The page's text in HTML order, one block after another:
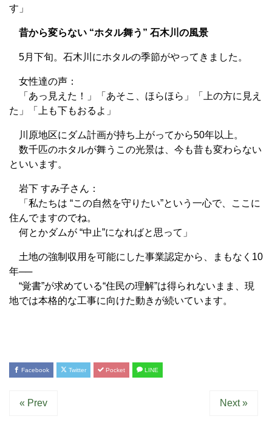
す」
昔から変らない “ホタル舞う” 石木川の風景
5月下旬。石木川にホタルの季節がやってきました。
女性達の声：
「あっ見えた！」「あそこ、ほらほら」「上の方に見え
た」「上も下もおるよ」
川原地区にダム計画が持ち上がってから50年以上。
数千匹のホタルが舞うこの光景は、今も昔も変わらない
といいます。
岩下 すみ子さん：
「私たちは “この自然を守りたい”という一心で、ここに
住んでますのでね。
何とかダムが “中止”になればと思って」
土地の強制収用を可能にした事業認定から、まもなく10
年──
“覚書”が求めている“住民の理解”は得られないまま、現
地では本格的な工事に向けた動きが続いています。
Facebook Twitter Pocket LINE
« Prev Next »